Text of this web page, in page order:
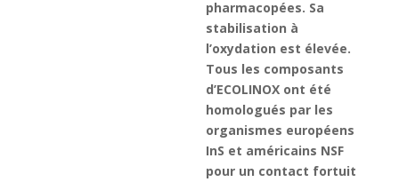
pharmacopées. Sa
stabilisation à
l’oxydation est élevée.
Tous les composants
d’ECOLINOX ont été
homologués par les
organismes européens
InS et américains NSF
pour un contact fortuit